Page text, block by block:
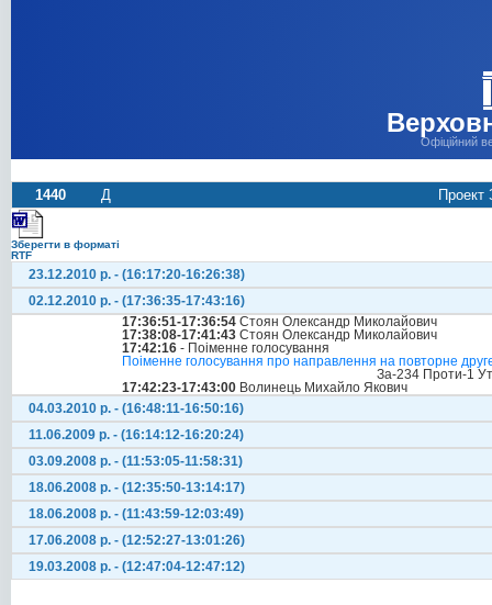
Офіційний
1440 Д Проект
Зберегти в форматі
RTF
23.12.2010 р. - (16:17:20-16:26:38)
02.12.2010 р. - (17:36:35-17:43:16)
17:36:51-17:36:54 Стоян Олександр Миколайович
17:38:08-17:41:43 Стоян Олександр Миколайович
17:42:16 - Поіменне голосування
Поіменне голосування про направлення на повторне
За-234 Проти-1
17:42:23-17:43:00 Волинець Михайло Якович
04.03.2010 р. - (16:48:11-16:50:16)
11.06.2009 р. - (16:14:12-16:20:24)
03.09.2008 р. - (11:53:05-11:58:31)
18.06.2008 р. - (12:35:50-13:14:17)
18.06.2008 р. - (11:43:59-12:03:49)
17.06.2008 р. - (12:52:27-13:01:26)
19.03.2008 р. - (12:47:04-12:47:12)